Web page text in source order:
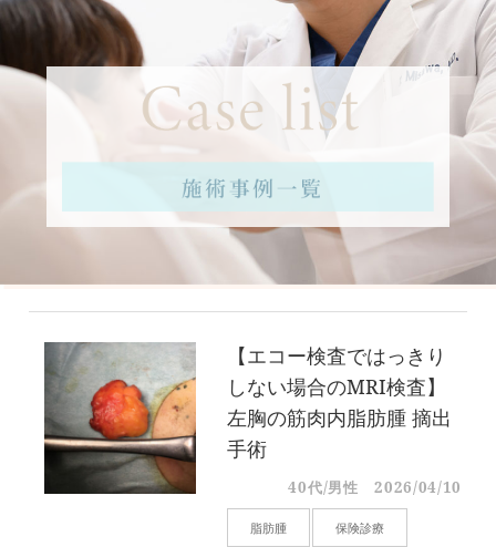
【エコー検査ではっきり
しない場合のMRI検査】
左胸の筋肉内脂肪腫 摘出
手術
40代/男性 2026/04/10
脂肪腫 保険診療